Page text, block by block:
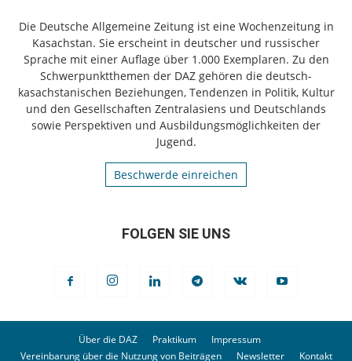
Die Deutsche Allgemeine Zeitung ist eine Wochenzeitung in
Kasachstan. Sie erscheint in deutscher und russischer
Sprache mit einer Auflage über 1.000 Exemplaren. Zu den
Schwerpunktthemen der DAZ gehören die deutsch-
kasachstanischen Beziehungen, Tendenzen in Politik, Kultur
und den Gesellschaften Zentralasiens und Deutschlands
sowie Perspektiven und Ausbildungsmöglichkeiten der
Jugend.
Beschwerde einreichen
FOLGEN SIE UNS
Über die DAZ Praktikum
Impressum
Vereinbarung über die Nutzung von Beiträgen
Newsletter Kontakt